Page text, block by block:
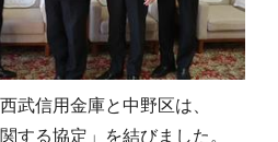
武信用金庫と中野区は、
する協定」を結びました。